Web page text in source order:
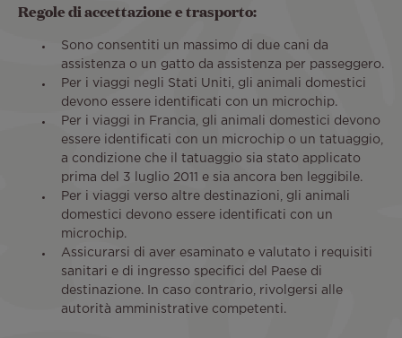
Regole di accettazione e trasporto:
Sono consentiti un massimo di due cani da
assistenza o un gatto da assistenza per passeggero.
Per i viaggi negli Stati Uniti, gli animali domestici
devono essere identificati con un microchip.
Per i viaggi in Francia, gli animali domestici devono
essere identificati con un microchip o un tatuaggio,
a condizione che il tatuaggio sia stato applicato
prima del 3 luglio 2011 e sia ancora ben leggibile.
Per i viaggi verso altre destinazioni, gli animali
domestici devono essere identificati con un
microchip.
Assicurarsi di aver esaminato e valutato i requisiti
sanitari e di ingresso specifici del Paese di
destinazione. In caso contrario, rivolgersi alle
autorità amministrative competenti.